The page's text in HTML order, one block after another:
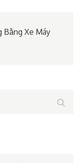
Bằng Xe Máy